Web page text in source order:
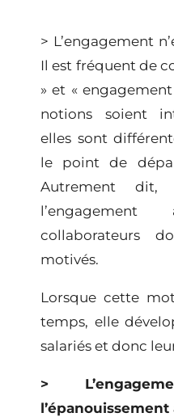
> L’engagement
Il est fréquent de
» et «
notions soient
elles sont
le point de
Autrement
collaborateurs
motivés.
Lorsque cette
temps, elle
salariés et donc
>
l’épanouissement